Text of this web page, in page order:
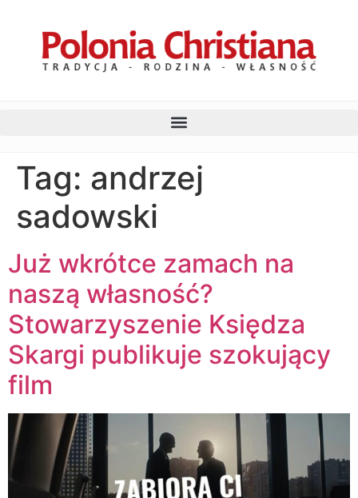
Tag: andrzej
sadowski
Już wkrótce zamach na
naszą własność?
Stowarzyszenie Księdza
Skargi publikuje szokujący
film